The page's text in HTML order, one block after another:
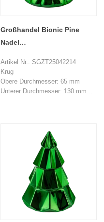
Großhandel Bionic Pine
Nadel
glas mit Deckel
Artikel Nr.: SGZT25042214
Krug
Obere Durchmesser: 65 mm
Unterer Durchmesser: 130 mm
Kapazität: 590 ml
Bottomdurchmesser: 52 mm
Max Dia: 81 mm
Höhe: 99 mm
Gewicht: 168 g
MOQ: 1000 Stücke